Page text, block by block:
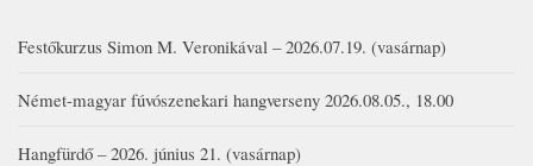
Festőkurzus Simon M. Veronikával – 2026.07.19. (vasárnap)
Német-magyar fúvószenekari hangverseny 2026.08.05., 18.00
Hangfürdő – 2026. június 21. (vasárnap)